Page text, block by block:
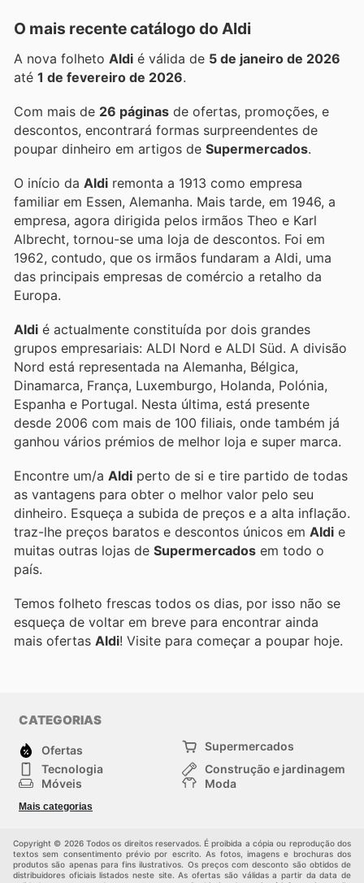
O mais recente catálogo do Aldi
A nova folheto Aldi é válida de 5 de janeiro de 2026
até 1 de fevereiro de 2026.
Com mais de 26 páginas de ofertas, promoções, e
descontos, encontrará formas surpreendentes de
poupar dinheiro em artigos de Supermercados.
O início da Aldi remonta a 1913 como empresa
familiar em Essen, Alemanha. Mais tarde, em 1946, a
empresa, agora dirigida pelos irmãos Theo e Karl
Albrecht, tornou-se uma loja de descontos. Foi em
1962, contudo, que os irmãos fundaram a Aldi, uma
das principais empresas de comércio a retalho da
Europa.
Aldi é actualmente constituída por dois grandes
grupos empresariais: ALDI Nord e ALDI Süd. A divisão
Nord está representada na Alemanha, Bélgica,
Dinamarca, França, Luxemburgo, Holanda, Polónia,
Espanha e Portugal. Nesta última, está presente
desde 2006 com mais de 100 filiais, onde também já
ganhou vários prémios de melhor loja e super marca.
Encontre um/a Aldi perto de si e tire partido de todas
as vantagens para obter o melhor valor pelo seu
dinheiro. Esqueça a subida de preços e a alta inflação.
traz-lhe preços baratos e descontos únicos em Aldi e
muitas outras lojas de Supermercados em todo o
país.
Temos folheto frescas todos os dias, por isso não se
esqueça de voltar em breve para encontrar ainda
mais ofertas Aldi ! Visite para começar a poupar hoje.
CATEGORIAS
Ofertas
Supermercados
Tecnologia
Construção e jardinagem
Móveis
Moda
Crianças
Mais categorias
Copyright © 2026 Todos os direitos reservados. É proibida a cópia ou reprodução dos
textos sem consentimento prévio por escrito. As fotos, imagens e brochuras dos
produtos são apenas para fins ilustrativos. Os preços com desconto são obtidos de
distribuidores oficiais listados neste site. As ofertas são válidas a partir da data de